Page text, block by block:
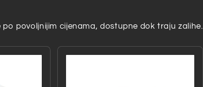
povoljnijim cijenama, dostupne dok traju zalihe.